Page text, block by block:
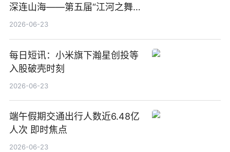
深连山海——第五届“江河之舞”
中美青少年文化交流展演在镇江
2026-06-23
每日短讯：小米旗下瀚星创投等
入股破壳时刻
2026-06-23
端午假期交通出行人数近6.48亿
人次 即时焦点
2026-06-23